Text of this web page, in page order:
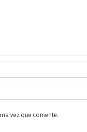
vez que comente.